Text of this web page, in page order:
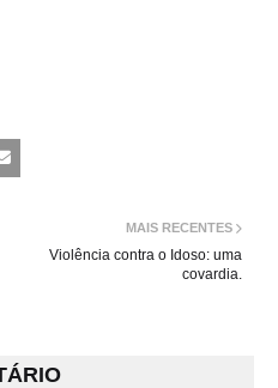
MAIS RECENTES
Violência contra o Idoso: uma
covardia.